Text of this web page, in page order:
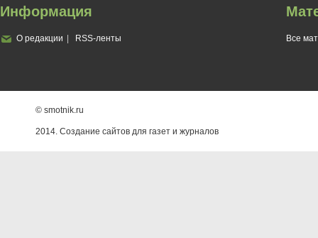
Информация
О редакции RSS-ленты Все
© smotnik.ru
2014. Создание сайтов для газет и журналов